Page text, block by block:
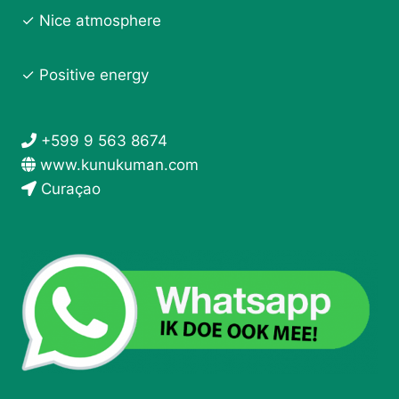
✓ Nice atmosphere
✓ Positive energy
+599 9 563 8674
www.kunukuman.com
Curaçao